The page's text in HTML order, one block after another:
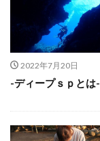
2022年7月20日
-ディープｓｐとは-